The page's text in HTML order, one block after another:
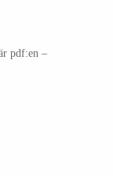
pdf:en –